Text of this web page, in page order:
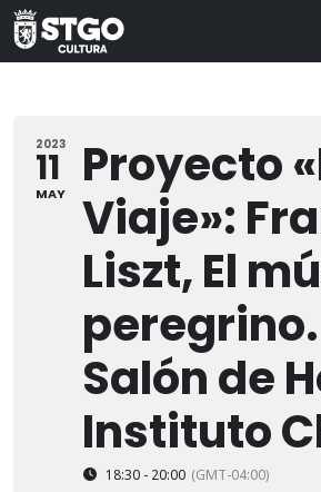
2023
11
MAY
Proyecto
Viaje»:
Liszt, El
peregrino.
Salón de
Instituto
18:30 - 20:00 (GMT-04:00)